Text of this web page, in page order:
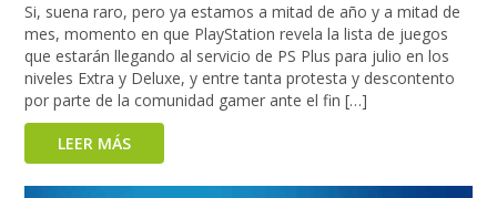
Si, suena raro, pero ya estamos a mitad de año y a mitad de
mes, momento en que PlayStation revela la lista de juegos
que estarán llegando al servicio de PS Plus para julio en los
niveles Extra y Deluxe, y entre tanta protesta y descontento
por parte de la comunidad gamer ante el fin […]
LEER MÁS